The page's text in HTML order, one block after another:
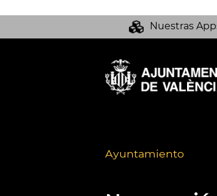
Nuestras
Ayuntamiento